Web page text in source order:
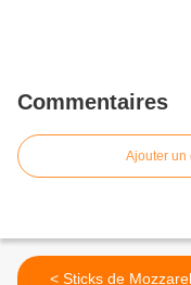
Commentaires
Ajouter un
< Sticks de